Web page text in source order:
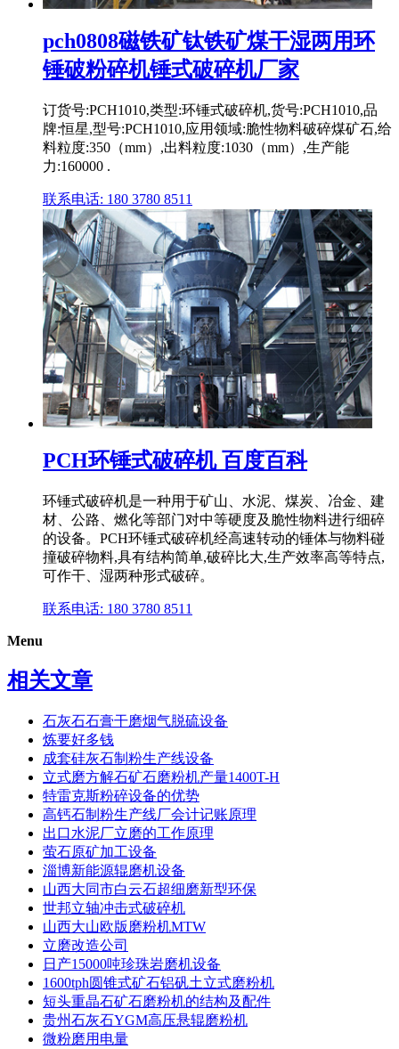
pch0808磁铁矿钛铁矿煤干湿两用环
锤破粉碎机锤式破碎机厂家
订货号:PCH1010,类型:环锤式破碎机,货号:PCH1010,品
牌:恒星,型号:PCH1010,应用领域:脆性物料破碎煤矿石,给
料粒度:350（mm）,出料粒度:1030（mm）,生产能
力:160000 .
联系电话: 180 3780 8511
PCH环锤式破碎机 百度百科
环锤式破碎机是一种用于矿山、水泥、煤炭、冶金、建
材、公路、燃化等部门对中等硬度及脆性物料进行细碎
的设备。PCH环锤式破碎机经高速转动的锤体与物料碰
撞破碎物料,具有结构简单,破碎比大,生产效率高等特点,
可作干、湿两种形式破碎。
联系电话: 180 3780 8511
Menu
相关文章
石灰石石膏干磨烟气脱硫设备
炼要好多钱
成套硅灰石制粉生产线设备
立式磨方解石矿石磨粉机产量1400T-H
特雷克斯粉碎设备的优势
高钙石制粉生产线厂会计记账原理
出口水泥厂立磨的工作原理
萤石原矿加工设备
淄博新能源辊磨机设备
山西大同市白云石超细磨新型环保
世邦立轴冲击式破碎机
山西大山欧版磨粉机MTW
立磨改造公司
日产15000吨珍珠岩磨机设备
1600tph圆锥式矿石铝矾土立式磨粉机
短头重晶石矿石磨粉机的结构及配件
贵州石灰石YGM高压悬辊磨粉机
微粉磨用电量